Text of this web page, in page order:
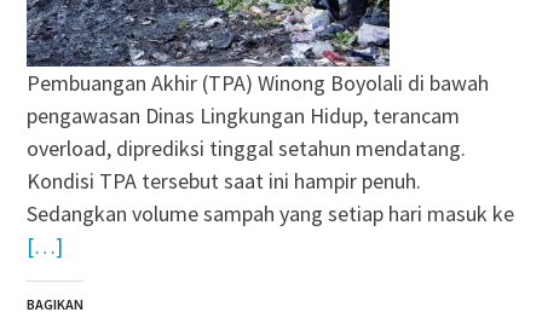
Pembuangan Akhir (TPA) Winong Boyolali di bawah
pengawasan Dinas Lingkungan Hidup, terancam
overload, diprediksi tinggal setahun mendatang.
Kondisi TPA tersebut saat ini hampir penuh.
Sedangkan volume sampah yang setiap hari masuk ke
[…]
BAGIKAN